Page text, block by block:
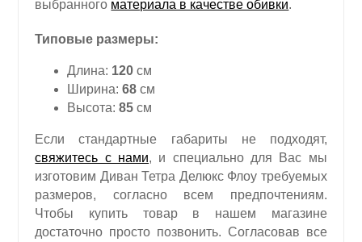
выбранного материала в качестве обивки.
Типовые размеры:
Длина: 120 см
Ширина: 68 см
Высота: 85 см
Если стандартные габариты не подходят,
свяжитесь с нами, и специально для Вас мы
изготовим Диван Тетра Делюкс Флоу требуемых
размеров, согласно всем предпочтениям.
Чтобы купить товар в нашем магазине
достаточно просто позвонить. Согласовав все